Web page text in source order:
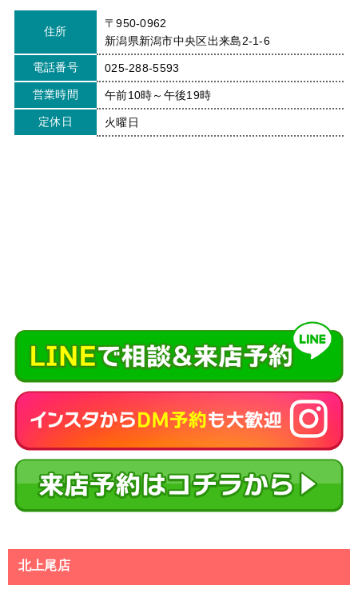
住所
〒950-0962
新潟県新潟市中央区出来島2-1-6
電話番号 025-288-5593
営業時間 午前10時～午後19時
定休日 火曜日
北上尾店